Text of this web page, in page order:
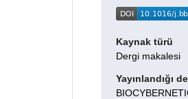
Kaynak türü
Dergi makalesi
Yayınlandığı